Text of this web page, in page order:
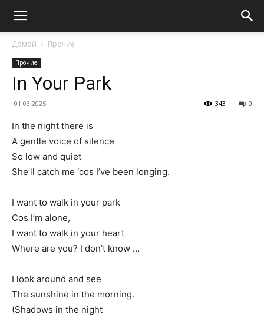
Домой Прочие
Прочие
In Your Park
01.03.2025 0
343
In the night there is
A gentle voice of silence
So low and quiet
She’ll catch me ‘cos I’ve been longing.
I want to walk in your park
Cos I’m alone,
I want to walk in your heart
Where are you? I don’t know …
I look around and see
The sunshine in the morning.
(Shadows in the night